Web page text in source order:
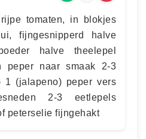
rijpe tomaten, in blokjes
fijngesnipperd halve
halve theelepel
peper naar smaak 2-3
1 (jalapeno) peper vers
2-3 eetlepels
peterselie fijngehakt